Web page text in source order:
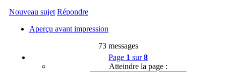
Nouveau sujet Répondre
Aperçu avant impression
73 messages
Page 1 sur8
Atteindre la page :